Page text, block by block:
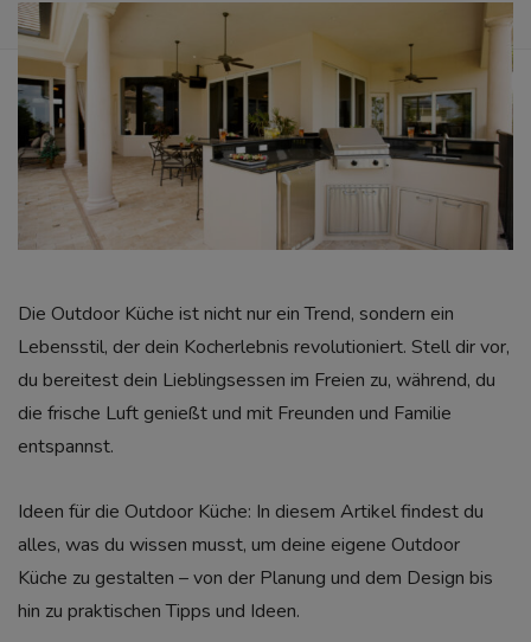
Die Outdoor Küche ist nicht nur ein Trend, sondern ein
Lebensstil, der dein Kocherlebnis revolutioniert. Stell dir vor,
du bereitest dein Lieblingsessen im Freien zu, während, du
die frische Luft genießt und mit Freunden und Familie
entspannst.
Ideen für die Outdoor Küche: In diesem Artikel findest du
alles, was du wissen musst, um deine eigene Outdoor
Küche zu gestalten – von der Planung und dem Design bis
hin zu praktischen Tipps und Ideen.